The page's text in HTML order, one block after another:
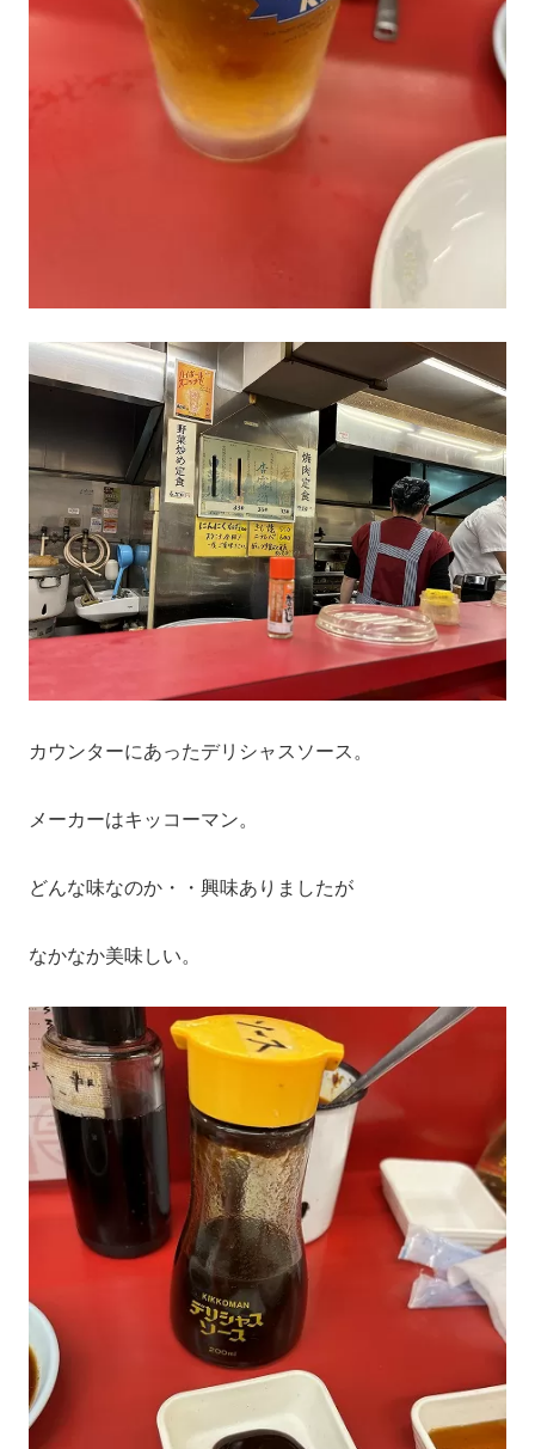
カウンターにあったデリシャスソース。
メーカーはキッコーマン。
どんな味なのか・・興味ありましたが
なかなか美味しい。